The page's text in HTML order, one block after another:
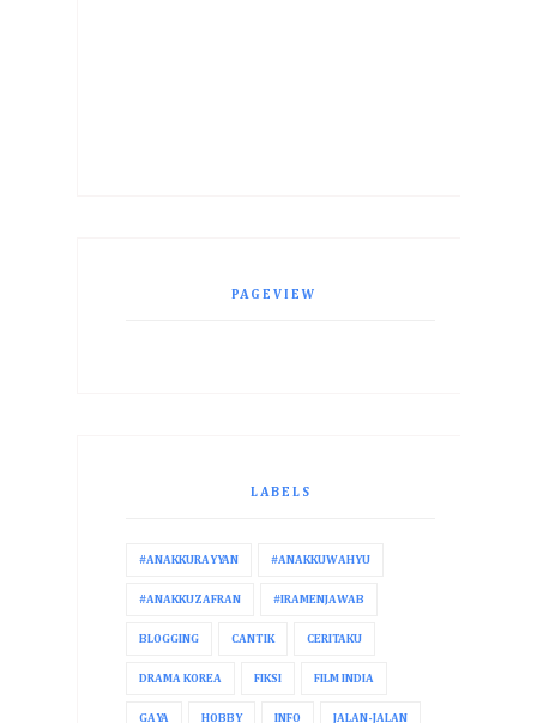
PAGEVIEW
LABELS
#ANAKKURAYYAN #ANAKKUWAHYU
#ANAKKUZAFRAN #IRAMENJAWAB
BLOGGING CANTIK CERITAKU
DRAMA KOREA FIKSI FILM INDIA
GAYA HOBBY INFO JALAN-JALAN